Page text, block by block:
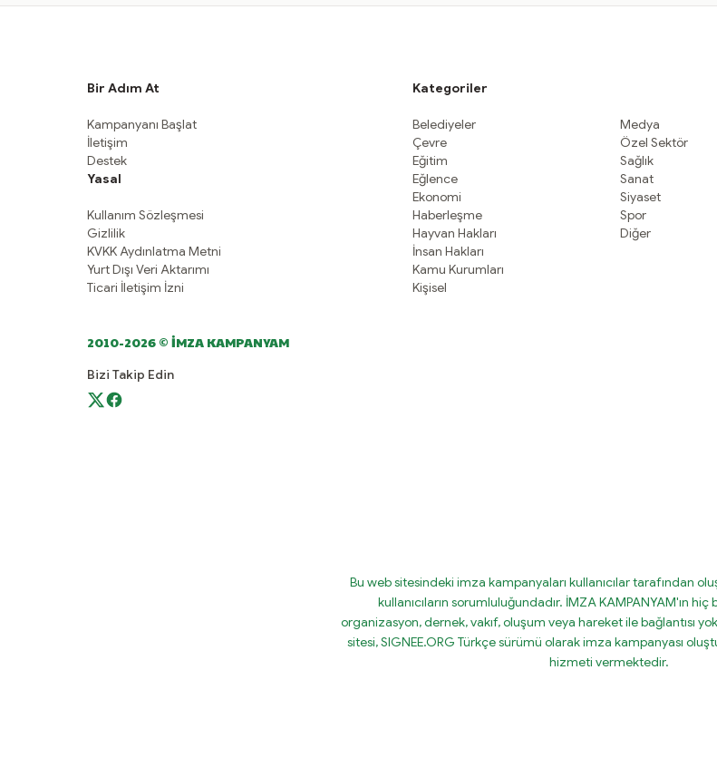
Bir Adım At
Kampanyanı Başlat
İletişim
Destek
Yasal
Kullanım Sözleşmesi
Gizlilik
KVKK Aydınlatma Metni
Yurt Dışı Veri Aktarımı
Ticari İletişim İzni
2010-2026 © İMZA KAMPANYAM
Bizi Takip Edin
Kategoriler
Belediyeler
Çevre
Eğitim
Eğlence
Ekonomi
Haberleşme
Hayvan Hakları
İnsan Hakları
Kamu Kurumları
Kişisel
Medya
Özel Sektör
Sağlık
Sanat
Siyaset
Spor
Diğer
Bu web sitesindeki imza kampanyaları kullanıcılar tarafından
kullanıcıların sorumluluğundadır. İMZA KAMPANYAM'ın
organizasyon, dernek, vakıf, oluşum veya hareket ile bağlantısı
sitesi, SIGNEE.ORG Türkçe sürümü olarak imza kampanyası
hizmeti vermektedir.